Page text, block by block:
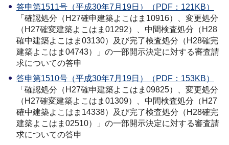
答申第1511号（平成30年7月19日）（PDF：121KB）
「確認処分（H27確申建築よこはま10916）、変更処分
（H27確変建築よこはま01292）、中間検査処分（H28
確中建築よこはま03130）及び完了検査処分（H28確完
建築よこはま04743）」の一部開示決定に対する審査請
求についての答申
答申第1510号（平成30年7月19日）（PDF：153KB）
「確認処分（H27確申建築よこはま09825）、変更処分
（H27確変建築よこはま01309）、中間検査処分（H27
確中建築よこはま14338）及び完了検査処分（H28確完
建築よこはま02510）」の一部開示決定に対する審査請
求についての答申